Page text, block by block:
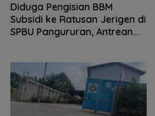
Diduga Pengisian BBM
Subsidi ke Ratusan Jerigen di
SPBU Pangururan, Antrean